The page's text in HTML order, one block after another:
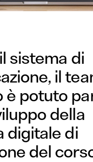
sistema di
il
è potuto
della
digitale di
del